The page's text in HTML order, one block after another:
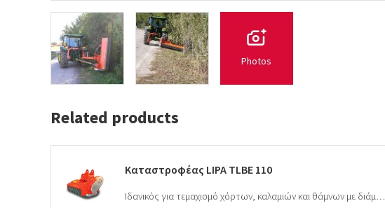
Photos
Related products
Καταστροφέας LIPA TLBE 110
Ιδανικός για τεμαχισμό χόρτων, καλαμιών και θάμνων με διάμετρο έως 5cm, κοντά σε τάφρους, αναχώματα και…